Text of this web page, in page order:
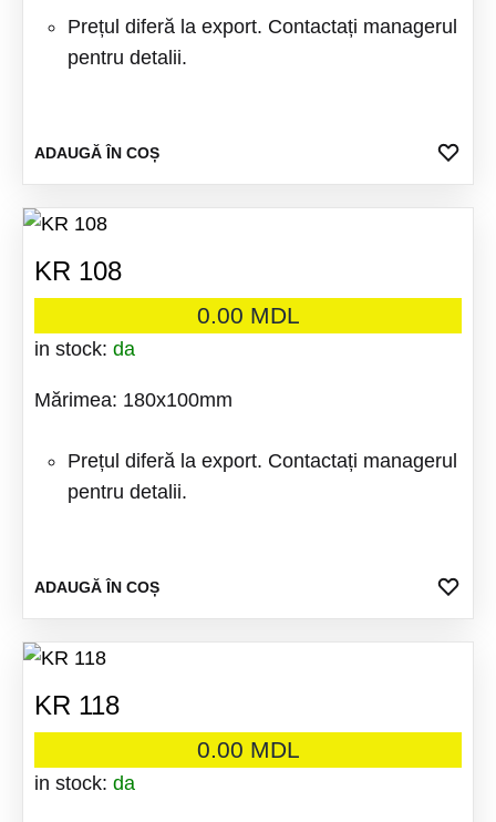
Prețul diferă la export. Contactați managerul
pentru detalii.
ADAUGĂ ÎN COȘ
KR 108
0.00 MDL
in stock: da
Mărimea: 180x100mm
Prețul diferă la export. Contactați managerul
pentru detalii.
ADAUGĂ ÎN COȘ
KR 118
0.00 MDL
in stock: da